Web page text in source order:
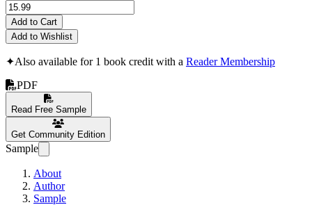
Add to Cart
Add to Wishlist
✦Also available for 1 book credit with a Reader Membership
PDF
Read Free Sample
Get Community Edition
Sample
About
Author
Sample